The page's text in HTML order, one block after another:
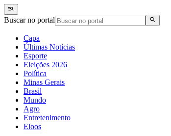
Buscar no portal
Capa
Últimas Notícias
Esporte
Eleições 2026
Política
Minas Gerais
Brasil
Mundo
Agro
Entretenimento
Eloos